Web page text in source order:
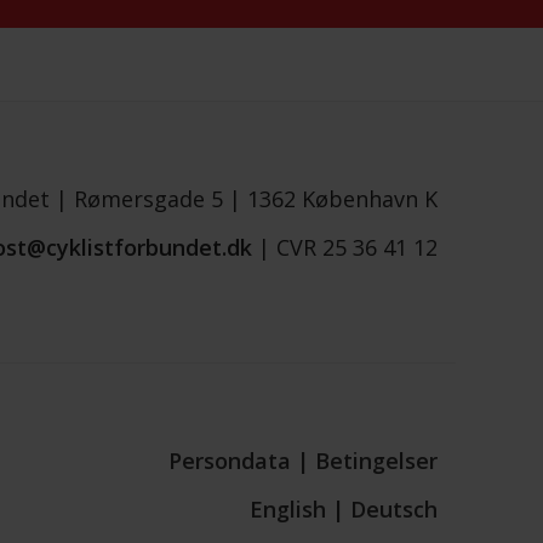
| Rømersgade 5 | 1362 København K
| CVR 25 36 41 12
Persondata | Betingelser
English | Deutsch